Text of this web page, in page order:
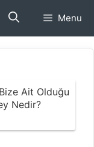
Menu
Bize Ait Olduğu
Nedir?